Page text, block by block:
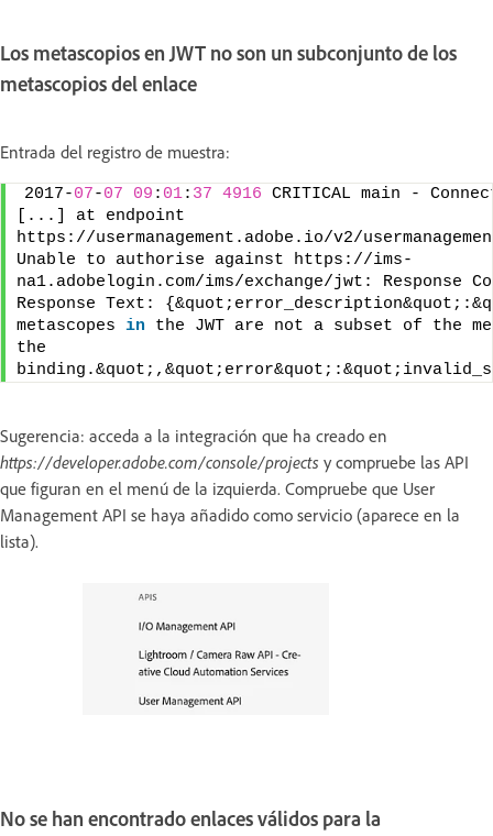
Los metascopios en JWT no son un subconjunto de los
metascopios del enlace
Entrada del registro de muestra:
2017-07-07 09 : 01: 37 4916 CRITICAL main -
[...] at endpoint
https://usermanagement.adobe.io/v2/
Unable to authorise against https://ims-
na1.adobelogin.com/ims/exchange/jwt: Response
Response Text:
metascopes in the JWT are not a subset of the
the
Sugerencia: acceda a la integración que ha creado en
https://developer.adobe.com/console/projects y compruebe las API
que figuran en el menú de la izquierda. Compruebe que User
Management API se haya añadido como servicio (aparece en la
lista).
No se han encontrado enlaces válidos para la